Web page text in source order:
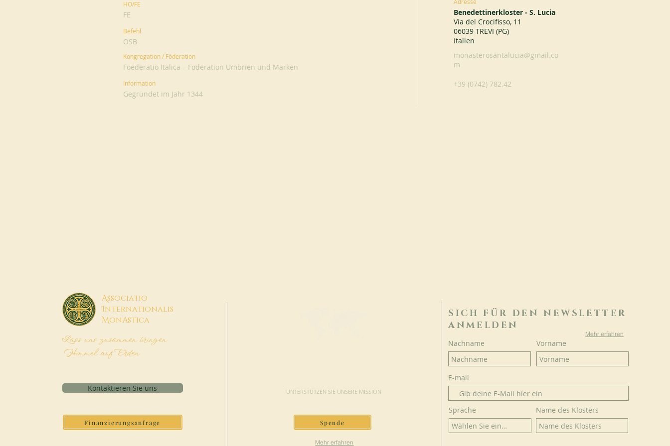
HO/FE
FE
Befehl
OSB
Kongregation / Föderation
Foederatio Italica – Föderation Umbrien und Marken
Information
Gegründet im Jahr 1344
Benedettinerkloster - S. Lucia
Via del Crocifisso, 11
06039 TREVI (PG)
Italien
monasterosantalucia@gmail.co
m
+39 (0742) 782.42
Associatio
Internationalis
MonAstica
Lass uns zusammen bringen
Himmel auf Erden
Kontaktieren Sie uns
Finanzierungsanfrage
UNTERSTÜTZEN SIE UNSERE MISSION
Spende
Mehr erfahren
SICH FÜR DEN NEWSLETTER
ANMELDEN
Mehr erfahren
Nachname Vorname
E-mail
Sprache Name des Klosters